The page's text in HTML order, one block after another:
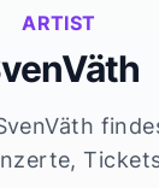
ARTIST